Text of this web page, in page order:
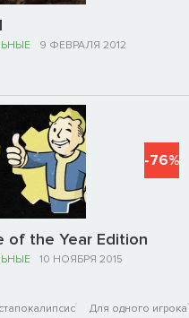
9 ФЕВРАЛЯ 2012
of the Year Edition
10 НОЯБРЯ 2015
Для одного игрока
-76%